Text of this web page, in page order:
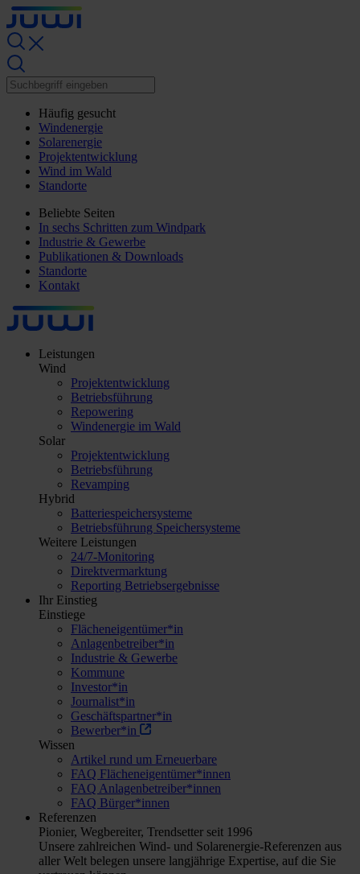
Häufig gesucht
Windenergie
Solarenergie
Projektentwicklung
Wind im Wald
Standorte
Beliebte Seiten
In sechs Schritten zum Windpark
Industrie & Gewerbe
Publikationen & Downloads
Standorte
Kontakt
Leistungen
Wind
Projektentwicklung
Betriebsführung
Repowering
Windenergie im Wald
Solar
Projektentwicklung
Betriebsführung
Revamping
Hybrid
Batteriespeichersysteme
Betriebsführung Speichersysteme
Weitere Leistungen
24/7-Monitoring
Direktvermarktung
Reporting Betriebsergebnisse
Ihr Einstieg
Einstiege
Flächeneigentümer*in
Anlagenbetreiber*in
Industrie & Gewerbe
Kommune
Investor*in
Journalist*in
Geschäftspartner*in
Bewerber*in
Wissen
Artikel rund um Erneuerbare
FAQ Flächeneigentümer*innen
FAQ Anlagenbetreiber*innen
FAQ Bürger*innen
Referenzen
Pionier, Wegbereiter, Trendsetter seit 1996
Unsere zahlreichen Wind- und Solarenergie-Referenzen aus
aller Welt belegen unsere langjährige Expertise, auf die Sie